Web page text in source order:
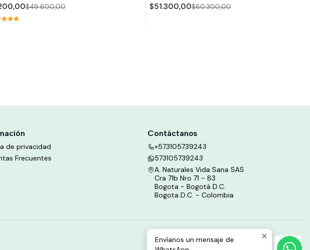
$49.600,00
$51.300,00$60.300,00
de privacidad
Frecuentes
Contáctanos
+573105739243
573105739243
A. Naturales Vida Sana SAS
Cra 71b Nro 71 - 83
Bogota - Bogotá D.C.
Bogota D.C. - Colombia
Envíanos un mensaje de